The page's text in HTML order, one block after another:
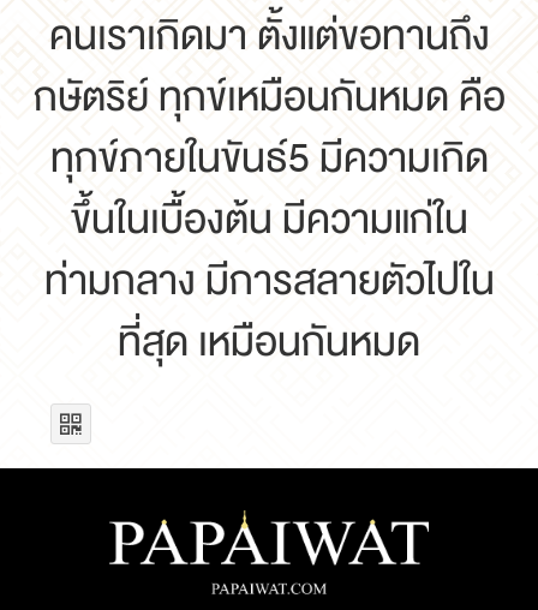
คนเราเกิดมา ตั้งแต่ขอทานถึง
กษัตริย์ ทุกข์เหมือนกันหมด คือ
ทุกข์ภายในขันธ์5 มีความเกิด
ขึ้นในเบื้องต้น มีความแก่ใน
ท่ามกลาง มีการสลายตัวไปใน
ที่สุด เหมือนกันหมด